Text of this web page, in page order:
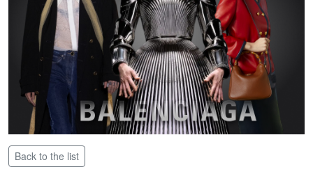
Back to the list